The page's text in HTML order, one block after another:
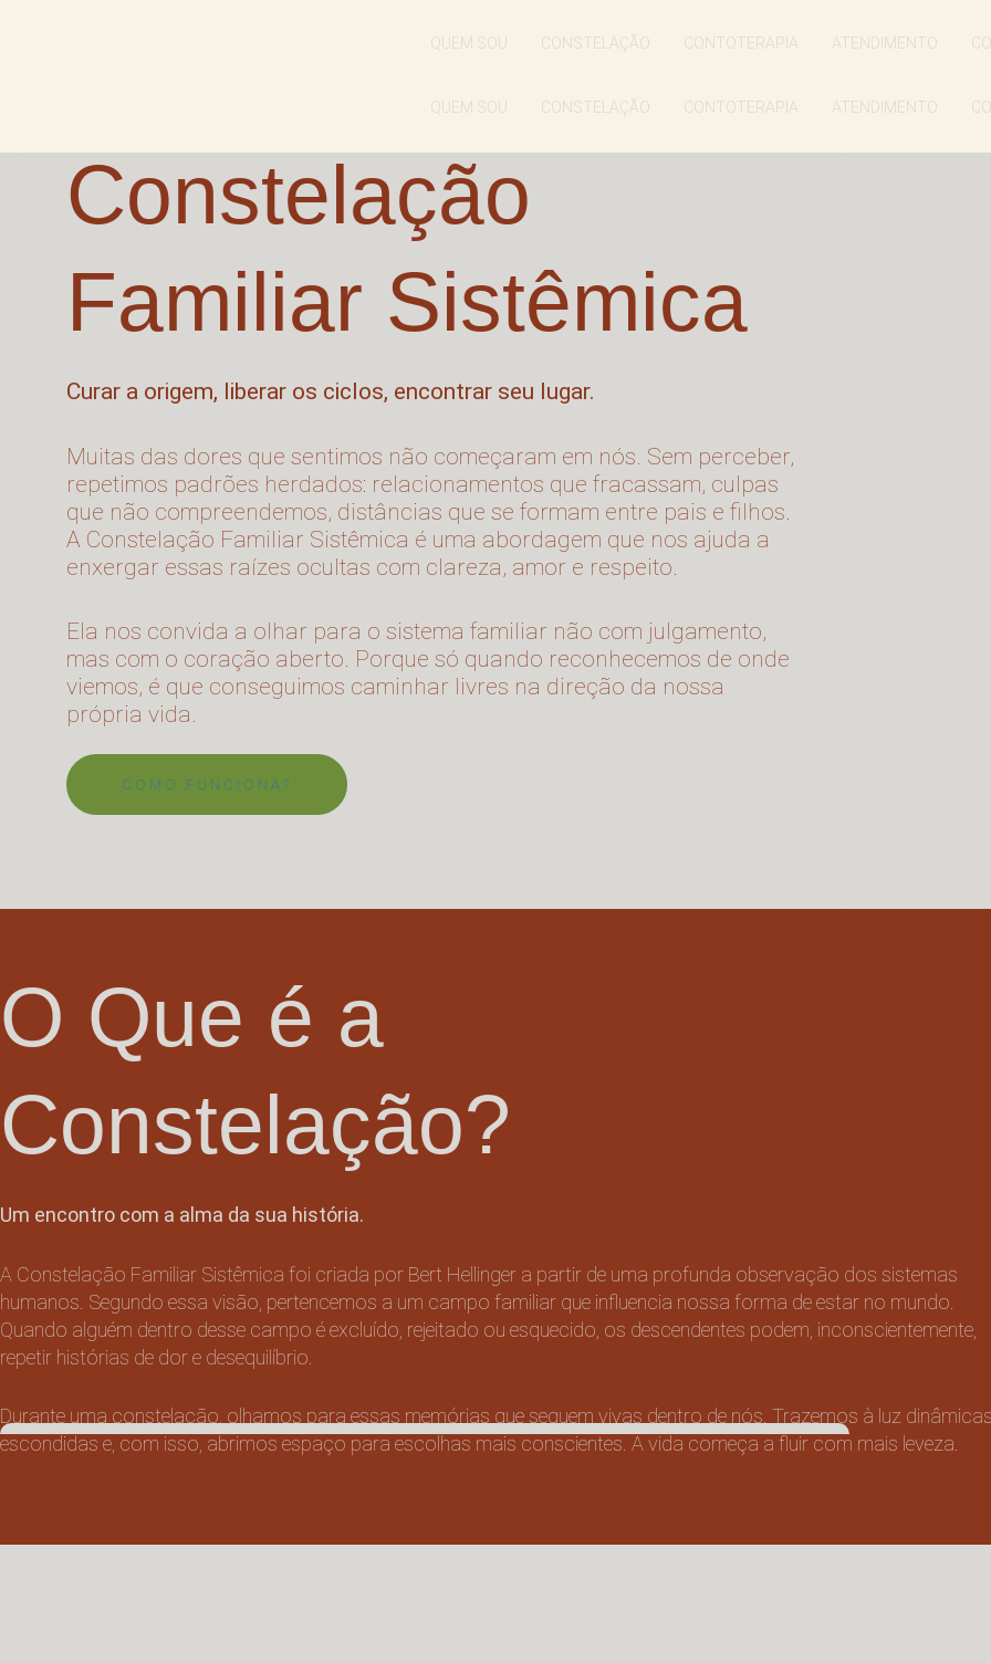
QUEM SOU CONSTELAÇÃO CONTOTERAPIA ATENDIMENTO
QUEM SOU CONSTELAÇÃO CONTOTERAPIA ATENDIMENTO
Constelação
Familiar Sistêmica
Curar a origem, liberar os ciclos, encontrar seu lugar.
Muitas das dores que sentimos não começaram em nós. Sem perceber,
repetimos padrões herdados: relacionamentos que fracassam, culpas
que não compreendemos, distâncias que se formam entre pais e filhos.
A Constelação Familiar Sistêmica é uma abordagem que nos ajuda a
enxergar essas raízes ocultas com clareza, amor e respeito.
Ela nos convida a olhar para o sistema familiar não com julgamento,
mas com o coração aberto. Porque só quando reconhecemos de onde
viemos, é que conseguimos caminhar livres na direção da nossa
própria vida.
COMO FUNCIONA?
O Que é a
Constelação?
Um encontro com a alma da sua história.
A Constelação Familiar Sistêmica foi criada por Bert Hellinger a partir de uma profunda observação dos sistemas
humanos. Segundo essa visão, pertencemos a um campo familiar que influencia nossa forma de estar no mundo.
Quando alguém dentro desse campo é excluído, rejeitado ou esquecido, os descendentes podem, inconscientemente,
repetir histórias de dor e desequilíbrio.
Durante uma constelação, olhamos para essas memórias que seguem vivas dentro de nós. Trazemos à luz
escondidas e, com isso, abrimos espaço para escolhas mais conscientes. A vida começa a fluir com mais leveza.